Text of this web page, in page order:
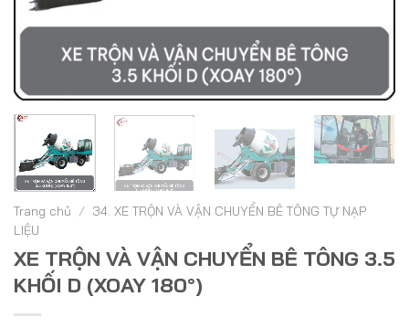
Trang chủ / 34. XE TRỘN VÀ VẬN CHUYỂN BÊ TÔNG TỰ NẠP
LIỆU
XE TRỘN VÀ VẬN CHUYỂN BÊ TÔNG 3.5
KHỐI D (XOAY 180°)